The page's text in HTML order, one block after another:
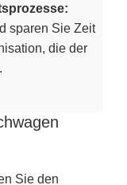
sparen Sie Zeit
die der
Sie den